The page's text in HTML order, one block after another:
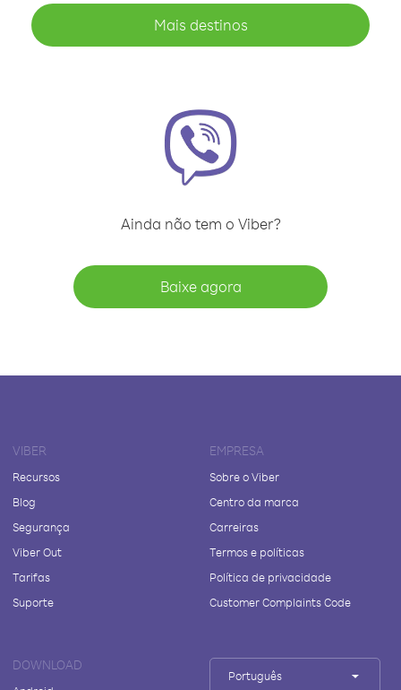
Mais destinos
Ainda não tem o Viber?
Baixe agora
VIBER
Recursos
Blog
Segurança
Viber Out
Tarifas
Suporte
EMPRESA
Sobre o Viber
Centro da marca
Carreiras
Termos e políticas
Política de privacidade
Customer Complaints Code
DOWNLOAD
Português